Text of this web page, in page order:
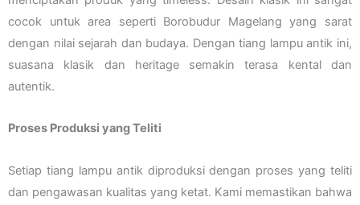
cocok untuk area seperti Borobudur Magelang yang sarat
dengan nilai sejarah dan budaya. Dengan tiang lampu antik ini,
suasana klasik dan heritage semakin terasa kental dan
autentik.
Proses Produksi yang Teliti
Setiap tiang lampu antik diproduksi dengan proses yang teliti
dan pengawasan kualitas yang ketat. Kami memastikan bahwa